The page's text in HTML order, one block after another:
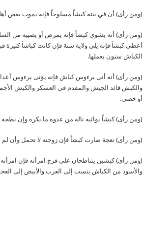
(ومن رأى) أن في بيته كبشاً مسلوخاً فإنه يموت بعض
(ومن رأى) أنه يشوي كبشاً فإنه يمرض أو يصيبه من
أعطى كبشاً فإنه يلي ولاية سنة فإن كانت كباشاً
الكباش سنون يعملها.
(ومن رأى) أنه أتى برءوس كباش فإنه يؤتى برءوس
والكبش قائد الجيش والمقدم في العسكر والكبش
أو خصي.
(ومن رأى) كبشاً يواثبه ناله من عدوه ما يكره وإن
(ومن رأى) نعجة صارت كبشاً فإن زوجته لا تحمل وأن
(ومن رأى) كبشين يتناطحان على فرج امرأته فإن
والأسود من الكباش ينسب إلى العرب والأبيض إلى